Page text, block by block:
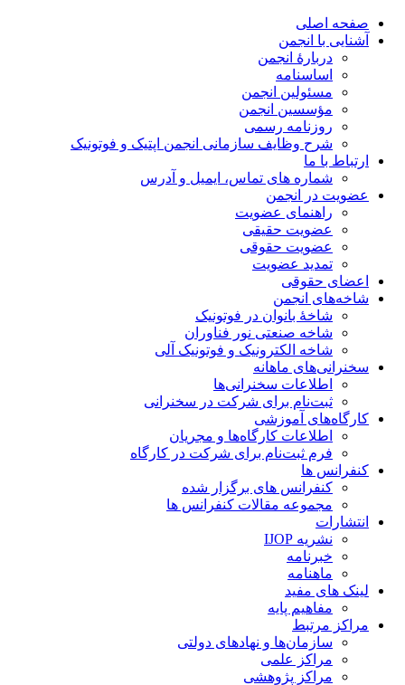
صفحه اصلی
آشنایی با انجمن
دربارۀ انجمن
اساسنامه
مسئولین انجمن
مؤسسین انجمن
روزنامه رسمی
شرح وظایف سازمانی انجمن اپتیک و فوتونیک
ارتباط با ما
شماره های تماس، ایمیل و آدرس
عضویت در انجمن
راهنمای عضویت
عضویت حقیقی
عضویت حقوقی
تمدید عضویت
اعضای حقوقی
شاخه‌های انجمن
شاخۀ بانوان در فوتونیک
شاخه صنعتی نور فناوران
شاخه‌ الکترونیک و فوتونیک آلی
سخنرانی‌های ماهانه
اطلاعات سخنرانی‌‌ها
ثبت‌نام برای شرکت در سخنرانی
کارگاه‌های آموزشی
اطلاعات کارگاه‌ها و مجریان
فرم ثبت‌نام برای شرکت در کارگاه
کنفرانس ها
کنفرانس های برگزار شده
مجموعه مقالات کنفرانس ها
انتشارات
نشریه IJOP
خبرنامه
ماهنامه
لینک های مفید
مفاهیم پایه
مراکز مرتبط
سازمان‌ها و نهادهای دولتی
مراکز علمی
مراکز پژوهشی